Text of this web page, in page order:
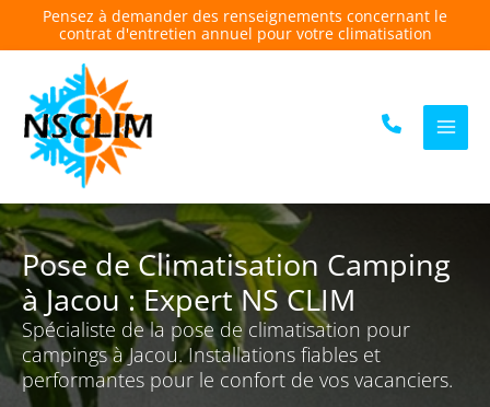
Pensez à demander des renseignements concernant le
contrat d'entretien annuel pour votre climatisation
Pose de Climatisation Camping
à Jacou : Expert NS CLIM
Spécialiste de la pose de climatisation pour
campings à Jacou. Installations fiables et
performantes pour le confort de vos vacanciers.